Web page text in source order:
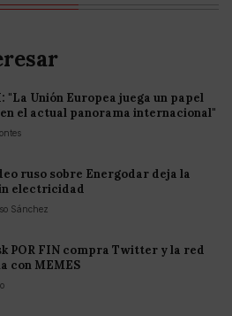
"La Unión Europea juega un papel
el actual panorama internacional"
ruso sobre Energodar deja la
electricidad
Sánchez
POR FIN compra Twitter y la red
con MEMES